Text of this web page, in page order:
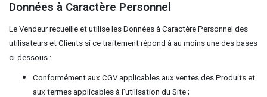
Données à Caractère Personnel
Le Vendeur recueille et utilise les Données à Caractère Personnel des
utilisateurs et Clients si ce traitement répond à au moins une des bases
ci-dessous :
Conformément aux CGV applicables aux ventes des Produits et
aux termes applicables à l’utilisation du Site ;